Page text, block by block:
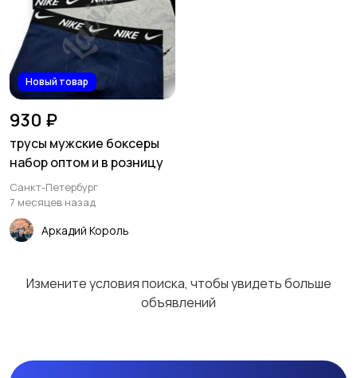
Спецодежда1
Другое2
Новый товар
930 ₽
трусы мужские боксеры
набор оптом и в розницу
Санкт-Петербург
7 месяцев назад
Аркадий Король
Измените условия поиска, чтобы увидеть больше
объявлений